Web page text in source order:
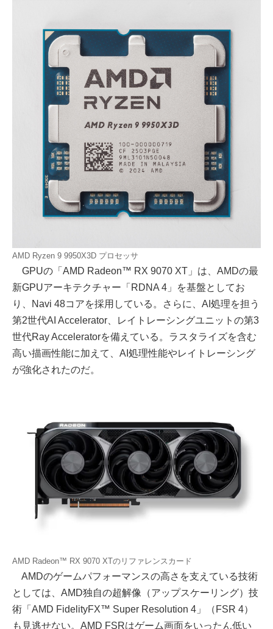
AMD Ryzen 9 9950X3D プロセッサ
GPUの「AMD Radeon™ RX 9070 XT」は、AMDの最
新GPUアーキテクチャー「RDNA 4」を基盤としてお
り、Navi 48コアを採用している。さらに、AI処理を担う
第2世代AI Accelerator、レイトレーシングユニットの第3
世代Ray Acceleratorを備えている。ラスタライズを含む
高い描画性能に加えて、AI処理性能やレイトレーシング
が強化されたのだ。
AMD Radeon™ RX 9070 XTのリファレンスカード
AMDのゲームパフォーマンスの高さを支えている技術
としては、AMD独自の超解像（アップスケーリング）技
術「AMD FidelityFX™ Super Resolution 4」（FSR 4）
も見逃せない。AMD FSRはゲーム画面をいったん低い